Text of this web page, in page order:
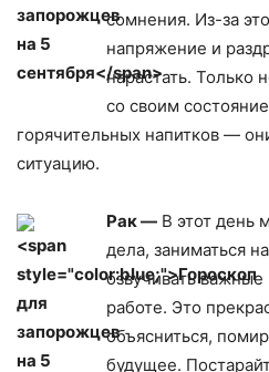
сомнения. Из-за
напряжение и
нарастать. Только
со своим
горячительных напитков —
ситуацию.
Рак — В этот день
дела, заниматься
озвучивать
работе. Это
объясниться,
будущее.